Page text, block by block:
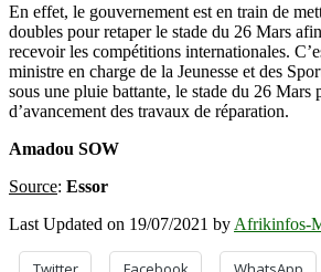
En effet, le gouvernement est en train de
doubles pour retaper le stade du 26 Mars
recevoir les compétitions internationales.
ministre en charge de la Jeunesse et des
sous une pluie battante, le stade du 26 Mars
d’avancement des travaux de réparation.
Amadou SOW
Source: Essor
Last Updated on 19/07/2021 by Afrikinfos-